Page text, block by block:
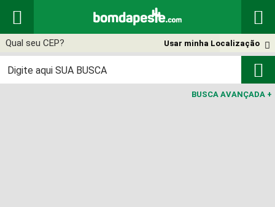
 

Usar minha Localização

BUSCA AVANÇADA +